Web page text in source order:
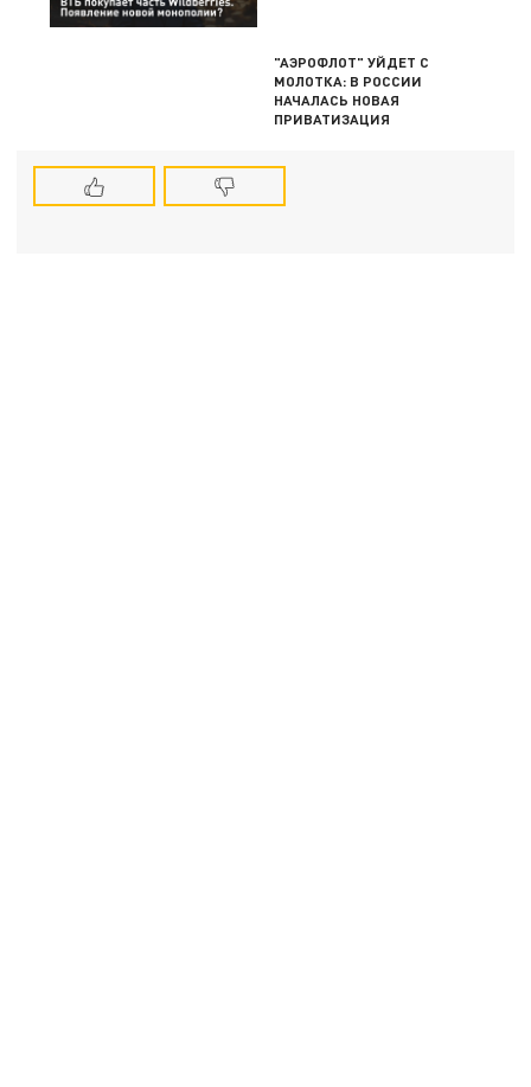
"АЭРОФЛОТ" УЙДЕТ С
МОЛОТКА: В РОССИИ
НАЧАЛАСЬ НОВАЯ
ПРИВАТИЗАЦИЯ